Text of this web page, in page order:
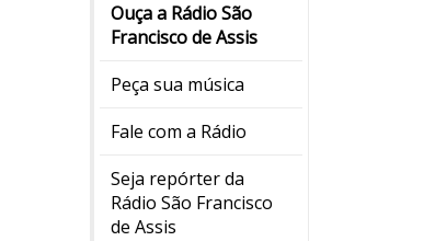
Ouça a Rádio São
Francisco de Assis
Peça sua música
Fale com a Rádio
Seja repórter da
Rádio São Francisco
de Assis